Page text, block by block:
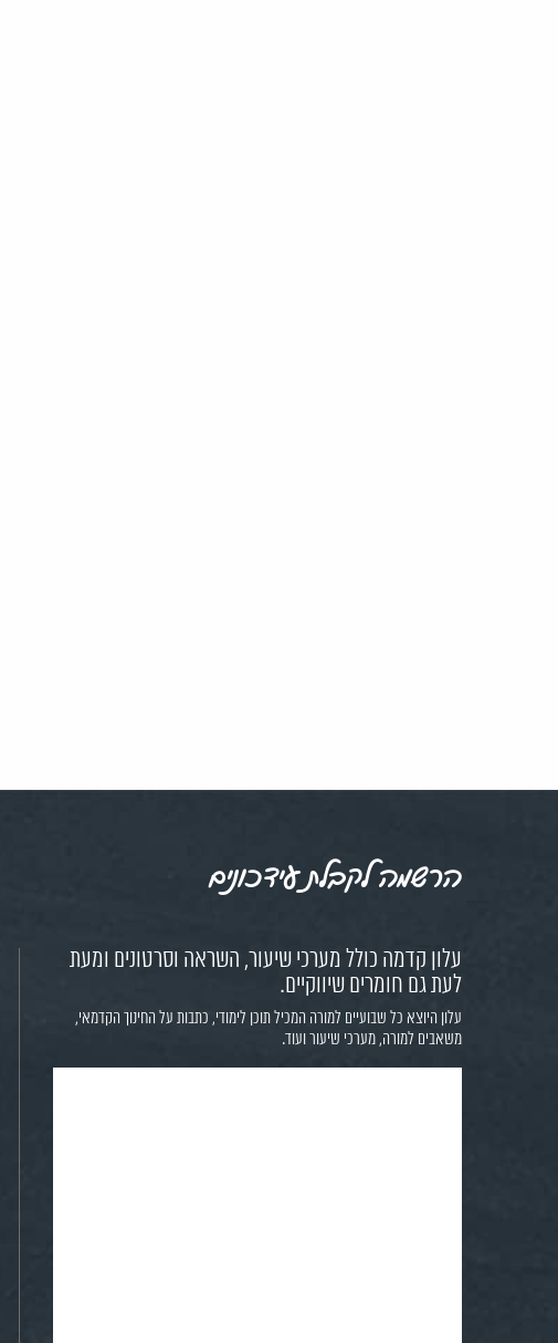
הרשמה לקבלת עידכונים
עלון קדמה כולל מערכי שיעור, השראה וסרטונים ומעת
לעת גם חומרים שיווקיים.
עלון היוצא כל שבועיים למורה המכיל תוכן לימודי, כתבות על החינוך הקדמאי,
משאבים למורה, מערכי שיעור ועוד.